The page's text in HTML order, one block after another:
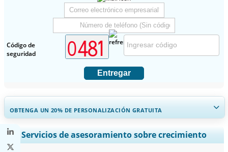
Código de
seguridad
Entregar
OBTENGA UN 20% DE PERSONALIZACIÓN GRATUITA
Ampliar la cobertura regional y por país, Análisis de segmentos,
Perfiles de empresas, Benchmarking competitivo, e información
Servicios de asesoramiento sobre crecimiento